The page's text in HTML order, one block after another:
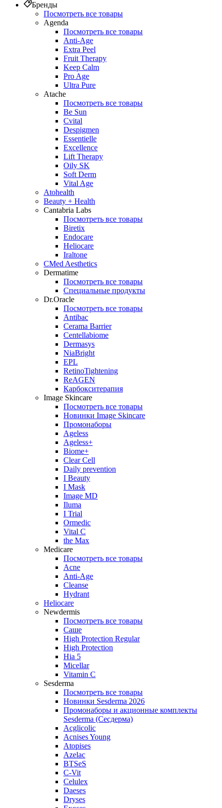
Бренды
Посмотреть все товары
Agenda
Посмотреть все товары
Anti‑Age
Extra Peel
Fruit Therapy
Keep Calm
Pro Age
Ultra Pure
Atache
Посмотреть все товары
Be Sun
Cvital
Despigmen
Essentielle
Excellence
Lift Therapy
Oily SK
Soft Derm
Vital Age
Atohealth
Beauty + Health
Cantabria Labs
Посмотреть все товары
Biretix
Endocare
Heliocare
Iraltone
CMed Aesthetics
Dermatime
Посмотреть все товары
Специальные продукты
Dr.Oracle
Посмотреть все товары
Antibac
Cerama Barrier
Centellabiome
Dermasys
NiaBright
EPL
RetinoTightening
ReAGEN
Карбокситерапия
Image Skincare
Посмотреть все товары
Новинки Image Skincare
Промонаборы
Ageless
Ageless+
Biome+
Clear Cell
Daily prevention
I Beauty
I Mask
Image MD
Iluma
I Trial
Ormedic
Vital C
the Max
Medicare
Посмотреть все товары
Acne
Anti‑Age
Cleanse
Hydrant
Heliocare
Newdermis
Посмотреть все товары
Саше
High Protection Regular
High Protection
Hia 5
Micellar
Vitamin C
Sesderma
Посмотреть все товары
Новинки Sesderma 2026
Промонаборы и акционные комплекты
Sesderma (Сесдерма)
Acglicolic
Acnises Young
Atopises
Azelac
BTSeS
C‑Vit
Celulex
Daeses
Dryses